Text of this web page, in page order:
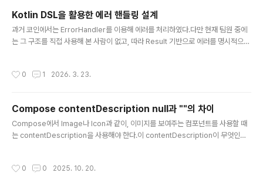
Kotlin DSL을 활용한 에러 핸들링 설계
과거 코인에서는 ErrorHandler를 이용해 에러를 처리하였다.다만 현재 팀원 중에
는 그 구조를 직접 사용해 본 사람이 없고, 따라 Result 기반으로 에러를 명시적으로
return Result.failure( when (exception) { is HttpException -> { when
0 1 2026. 3. 23.
Compose contentDescription null과 ""의 차이
Compose에서 Image나 Icon과 같이, 이미지를 보여주는 컴포넌트를 사용할 때
는 contentDescription을 사용해야 한다.이 contentDescription이 무엇인지
at this image represents. This should always be provided unless this
0 0 2025. 10. 20.